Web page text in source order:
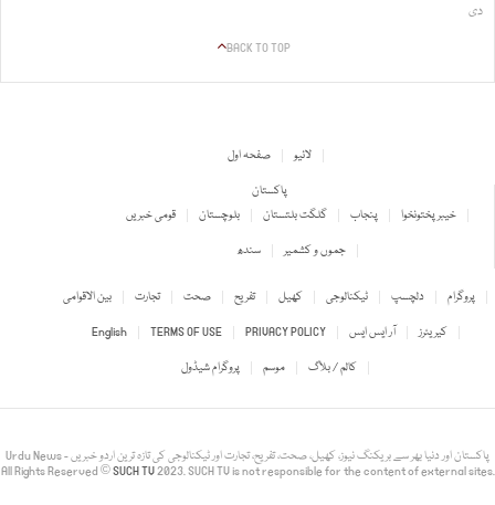
دی
BACK TO TOP
صفحہ اول
لائیو
پاکستان
قومی خبریں
بلوچستان گلگت بلتستان پنجاب
خیبر پختونخوا
سندھ
جموں و کشمیر
بین الاقوامی تجارت صحت تفریح کھیل ٹیکنالوجی دلچسپ
پروگرام
English
TERMS OF USE PRIVACY POLICY آر ایس ایس
کیریئرز
پروگرام شیڈول
موسم کالم / بلاگ
Urdu News - پاکستان اور دنیا بھر سے بریکنگ نیوز، کھیل، صحت، تفریح، تجارت اور ٹیکنالوجی کی تازہ ترین اردو خبریں
All Rights Reserved ©SUCH TV2023. SUCH TV is not responsible for the content of external sites.